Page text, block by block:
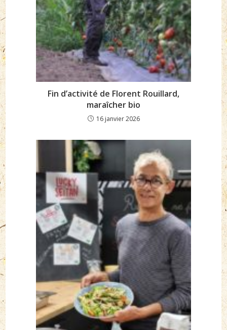
Fin d’activité de Florent Rouillard,
maraîcher bio
16 janvier 2026